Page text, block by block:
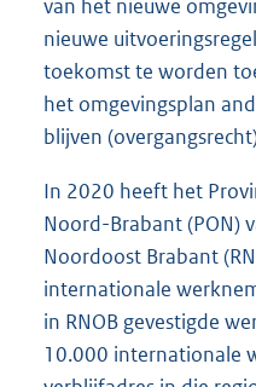
van het nieuwe
nieuwe
toekomst te worden
het omgevingsplan
blijven
In 2020 heeft het
Noord-Brabant (PON)
Noordoost Brabant
internationale
in RNOB gevestigde
10.000 internationale